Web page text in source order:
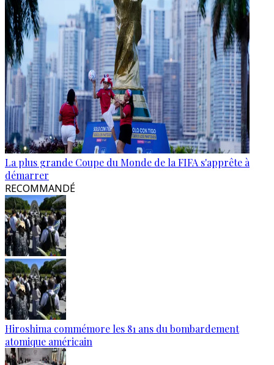
La plus grande Coupe du Monde de la FIFA s'apprête à
démarrer
RECOMMANDÉ
Hiroshima commémore les 81 ans du bombardement
atomique américain